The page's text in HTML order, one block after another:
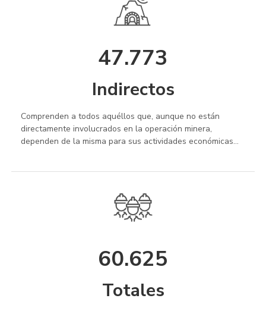
47.773
Indirectos
Comprenden a todos aquéllos que, aunque no están
directamente involucrados en la operación minera,
dependen de la misma para sus actividades económicas...
60.625
Totales